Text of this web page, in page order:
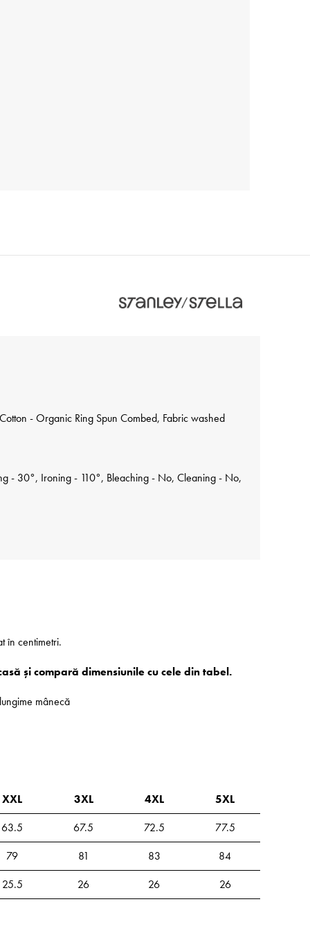
- Organic Ring Spun Combed, Fabric washed
- 30°, Ironing - 110°, Bleaching - No, Cleaning - No,
în centimetri.
și compară dimensiunile cu cele din tabel.
mânecă
XXL 3XL 4XL
5XL
63.5 67.5 72.5
77.5
79 81 83
84
25.5 26 26 26